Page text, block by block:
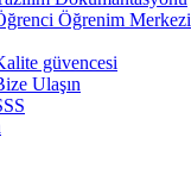
Öğrenim Merkezi
güvencesi
Ulaşın